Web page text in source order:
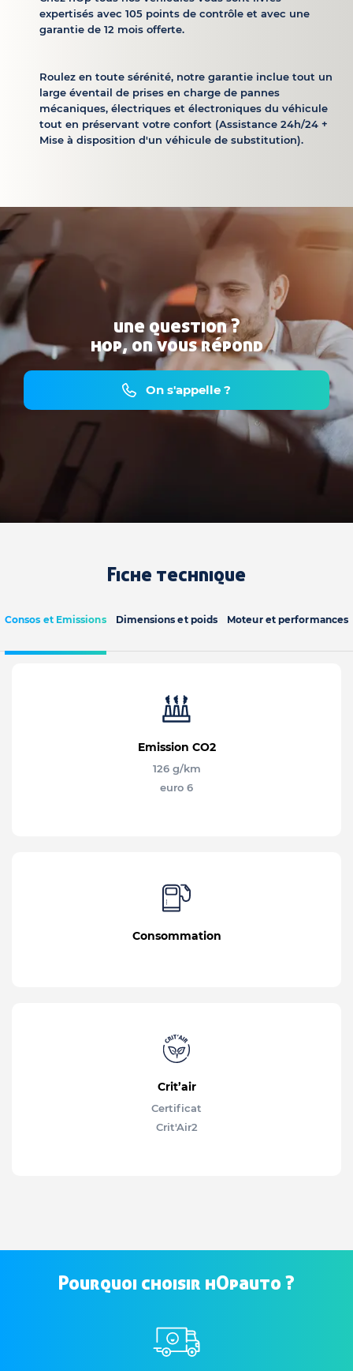
expertisés avec 105 points de contrôle et avec une
garantie de 12 mois offerte.
Roulez en toute sérénité, notre garantie inclue tout un
large éventail de prises en charge de pannes
mécaniques, électriques et électroniques du véhicule
tout en préservant votre confort (Assistance 24h/24 +
Mise à disposition d'un véhicule de substitution).
une question ?
hop, on vous répond
On s'appelle ?
Fiche technique
Consos et Emissions Dimensions et poids Moteur et performances
Emission CO2
126 g/km
euro 6
Consommation
Crit’air
Certificat
Crit'Air2
Pourquoi choisir hOpauto ?